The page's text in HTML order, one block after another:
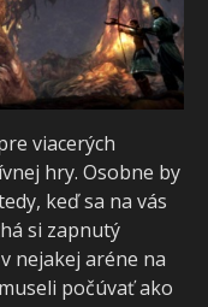
viacerých
hry. Osobne by
keď sa na vás
si zapnutý
nejakej aréne na
počúvať ako